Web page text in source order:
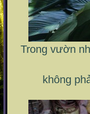
Trong vườn
không